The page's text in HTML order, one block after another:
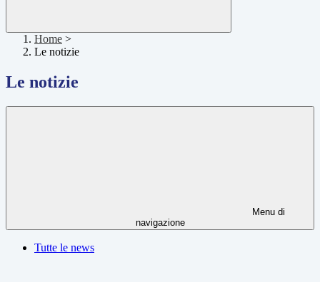
Home >
Le notizie
Le notizie
Menu di
navigazione
Tutte le news